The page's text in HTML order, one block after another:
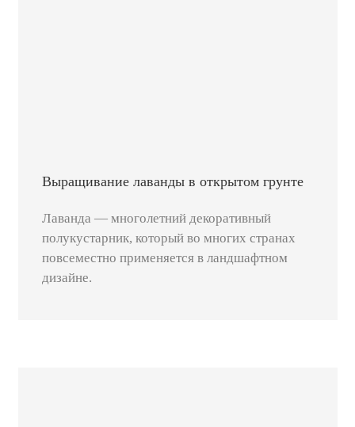
Выращивание лаванды в открытом грунте
Лаванда — многолетний декоративный
полукустарник, который во многих странах
повсеместно применяется в ландшафтном
дизайне.